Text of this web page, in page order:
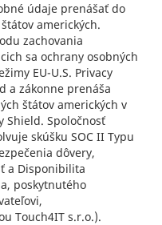
údaje prenášať do
amerických.
zachovania
sa ochrany osobných
EU-U.S. Privacy
a zákonne prenáša
štátov amerických v
Shield. Spoločnosť
skúšku SOC II Typu
dôvery,
a Disponibilita
poskytnutého
Touch4IT s.r.o.).